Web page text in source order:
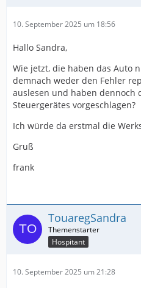
10. September 2025 um 18:56
Hallo Sandra,
Wie jetzt, die haben das Auto
demnach weder den Fehler
auslesen und haben dennoch
Steuergerätes vorgeschlagen?
Ich würde da erstmal die
Gruß
frank
TouaregSandra
Hospitant
10. September 2025 um 21:28